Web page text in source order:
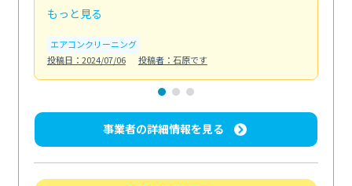
もっと見る
エアコンクリーニング
投稿日：2024/07/06
投稿者：石原です
事業者の詳細情報を見る